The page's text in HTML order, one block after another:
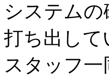
システム
打ち出して
スタッフ